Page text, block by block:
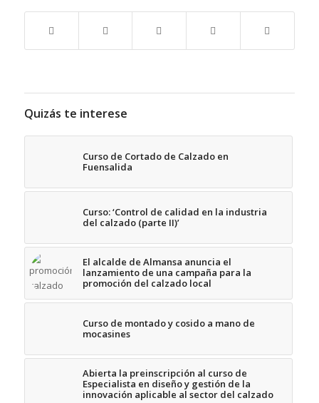
Quizás te interese
Curso de Cortado de Calzado en
Fuensalida
Curso: ‘Control de calidad en la industria
del calzado (parte II)’
El alcalde de Almansa anuncia el
lanzamiento de una campaña para la
promoción del calzado local
Curso de montado y cosido a mano de
mocasines
Abierta la preinscripción al curso de
Especialista en diseño y gestión de la
innovación aplicable al sector del calzado